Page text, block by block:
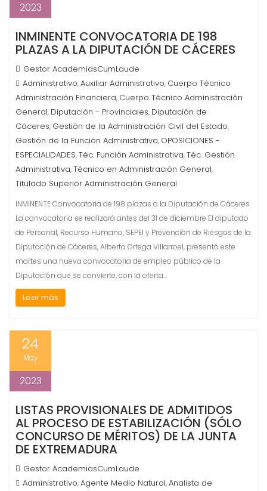
2023
INMINENTE CONVOCATORIA DE 198
PLAZAS A LA DIPUTACIÓN DE CÁCERES
Gestor AcademiasCumLaude
Administrativo,Auxiliar Administrativo, Cuerpo Técnico
Administración Financiera, Cuerpo Técnico Administración
General, Diputación - Provinciales, Diputación de
Cáceres, Gestión de la Administración Civil del Estado,
Gestión de la Función Administrativa, OPOSICIONES -
ESPECIALIDADES,Téc. Función Administrativa,Téc. Gestión
Administrativa,Técnico en Administración General,
Titulado Superior Administración General
INMINENTE Convocatoria de 198 plazas a la Diputación de Cáceres
La convocatoria se realizará antes del 31 de diciembre El diputado
de Personal, Recurso Humano, SEPEI y Prevención de Riesgos de la
Diputación de Cáceres, Alberto Ortega Villarroel, presentó este
martes una nueva convocatoria de empleo público de la
Diputación que se convierte, con la oferta…
Leer más
24
May
2023
LISTAS PROVISIONALES DE ADMITIDOS
AL PROCESO DE ESTABILIZACIÓN (SÓLO
CONCURSO DE MÉRITOS) DE LA JUNTA
DE EXTREMADURA
Gestor AcademiasCumLaude
Administrativo,Agente Medio Natural,Analista de